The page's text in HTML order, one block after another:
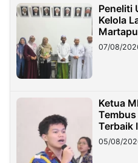
Peneliti
Kelola
07/08/
Ketua
Terbaik
05/08/